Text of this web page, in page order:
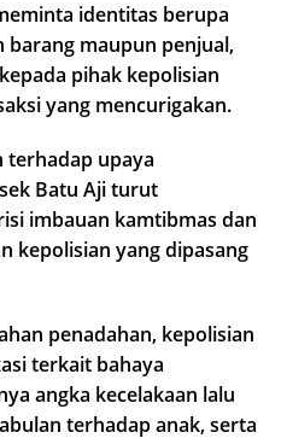
identitas berupa
barang maupun penjual,
pihak kepolisian
yang mencurigakan.
terhadap upaya
Batu Aji turut
imbauan kamtibmas dan
kepolisian yang dipasang
penadahan, kepolisian
terkait bahaya
angka kecelakaan lalu
terhadap anak, serta